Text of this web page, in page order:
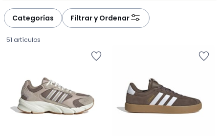
Categorías Filtrar y Ordenar
51 artículos